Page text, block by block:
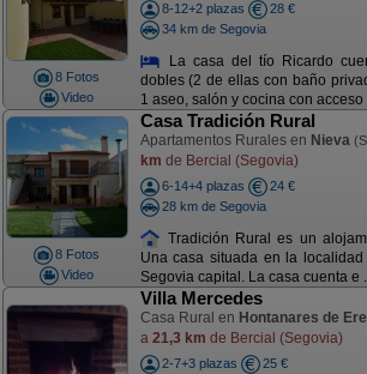
8 Fotos
Video
8-12+2 plazas
28 €
34 km de Segovia
La casa del tío Ricardo
dobles (2 de ellas con baño
1 aseo, salón y cocina con acceso
8 Fotos
Video
Casa Tradición Rural
Apartamentos Rurales en Nieva
km de Bercial (Segovia)
6-14+4 plazas
24 €
28 km de Segovia
Tradición Rural es un
Una casa situada en la
Segovia capital. La casa cuenta e
Villa Mercedes
Casa Rural en Hontanares de
a 21,3 km de Bercial (Segovia)
2-7+3 plazas
25 €